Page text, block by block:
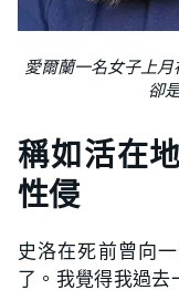
愛爾蘭一名女子上
卻
稱如活在
性侵
史洛在死前曾向
了。我覺得我過去